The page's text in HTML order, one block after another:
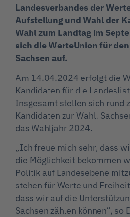
Landesverbandes der
Aufstellung und Wahl der
Wahl zum Landtag im
sich die WerteUnion für
Sachsen auf.
Am 14.04.2024 erfolgt die
Kandidaten für die
Insgesamt stellen sich rund
Kandidaten zur Wahl.
das Wahljahr 2024.
„Ich freue mich sehr, dass
die Möglichkeit bekommen
Politik auf Landesebene
stehen für Werte und
dass wir auf die
Sachsen zählen können“, so